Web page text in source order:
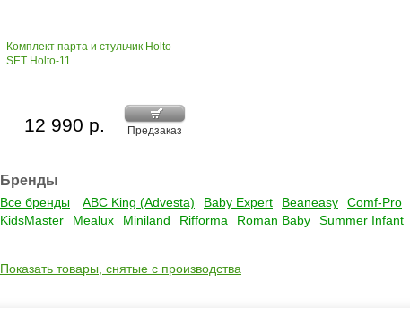
Комплект парта и стульчик Holto
SET Holto-11
Предзаказ
12 990 р.
Бренды
Все бренды ABC King (Advesta) Baby Expert Beaneasy Comf-Pro
KidsMaster
Mealux Miniland Rifforma Roman Baby Summer Infant
Показать товары, снятые с производства